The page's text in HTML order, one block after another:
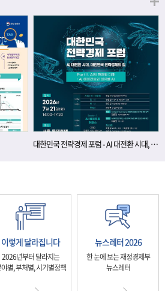
대한민국 전략경제 포럼 - AI 대전환 시대, 대한민국 전략경제의 길
이렇게 달라집니다
2026년부터 달라지는
별, 부처별, 시기별정책
뉴스레터 2026
한 눈에 보는 재정경제부
뉴스레터